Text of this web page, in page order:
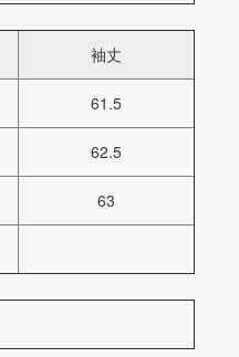
袖丈
61.5
62.5
63